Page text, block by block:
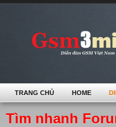
Tìm nhanh
TRANG CHỦ HOME